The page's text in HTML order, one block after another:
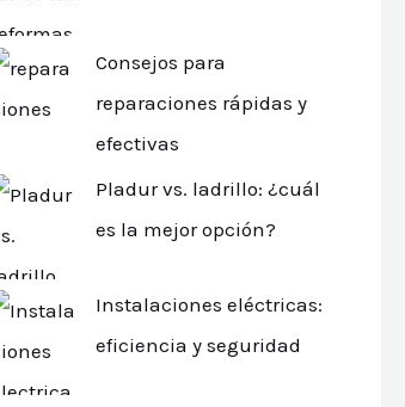
Consejos para
reparaciones rápidas y
efectivas
Pladur vs. ladrillo: ¿cuál
es la mejor opción?
Instalaciones eléctricas:
eficiencia y seguridad